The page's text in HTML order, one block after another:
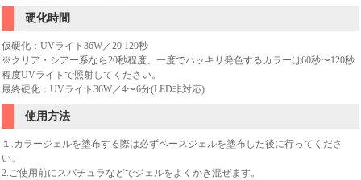
硬化時間
仮硬化：UVライト36W／20 120秒
※クリア・シアー系なら20秒程度、一度でハッキリ発色するカラーは60秒〜120秒
程度UVライトで照射してください。
最終硬化：UVライト36W／4〜6分(LED非対応)
使用方法
１.カラージェルを塗布する際は必ずベースジェルを塗布した後に行ってくださ
い。
2.ご使用前にスパチュラなどでジェルをよくかき混ぜます。